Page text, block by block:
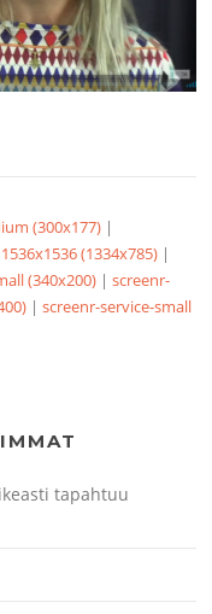
(300x177) |
1536x1536 (1334x785) |
(340x200) |screenr-
|screenr-service-small
tapahtuu